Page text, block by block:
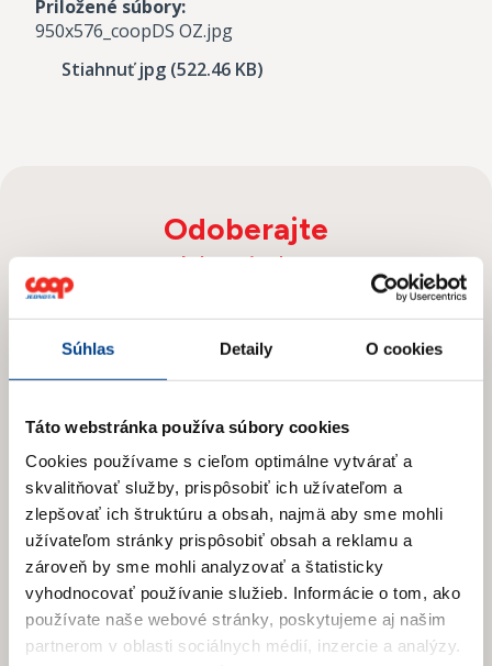
Súhlas Detaily O cookies
Táto webstránka používa súbory cookies
Cookies používame s cieľom optimálne vytvárať a
skvalitňovať služby, prispôsobiť ich užívateľom a
zlepšovať ich štruktúru a obsah, najmä aby sme mohli
užívateľom stránky prispôsobiť obsah a reklamu a
zároveň by sme mohli analyzovať a štatisticky
vyhodnocovať používanie služieb. Informácie o tom, ako
používate naše webové stránky, poskytujeme aj našim
partnerom v oblasti sociálnych médií, inzercie a analýzy.
Priložené súbory:
950x576_coopDS OZ.jpg
Stiahnuť jpg (522.46 KB)
Odoberajte
Novinky
Prihláste sa na odber newslettera